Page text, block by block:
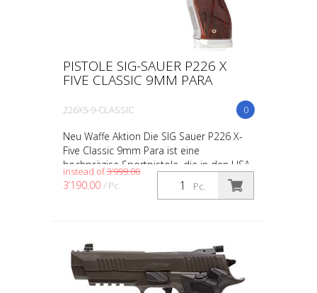
PISTOLE SIG-SAUER P226 X
FIVE CLASSIC 9MM PARA
0
226X5-9-CLASSIC
Neu Waffe Aktion Die SIG Sauer P226 X-
Five Classic 9mm Para ist eine
hochpräzise Sportpistole, die in den USA
gefertigt wird und auf der bewährten
P226-Plattform basiert....
Pc.
instead of3’999.00
3’190.00 / Pc.